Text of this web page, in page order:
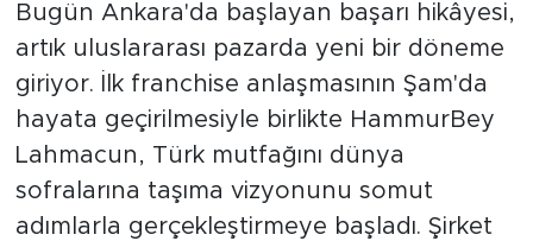
Bugün Ankara'da başlayan başarı hikâyesi,
artık uluslararası pazarda yeni bir döneme
giriyor. İlk franchise anlaşmasının Şam'da
hayata geçirilmesiyle birlikte HammurBey
Lahmacun, Türk mutfağını dünya
sofralarına taşıma vizyonunu somut
adımlarla gerçekleştirmeye başladı. Şirket